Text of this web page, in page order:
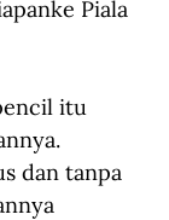
Piala
itu
dan tanpa